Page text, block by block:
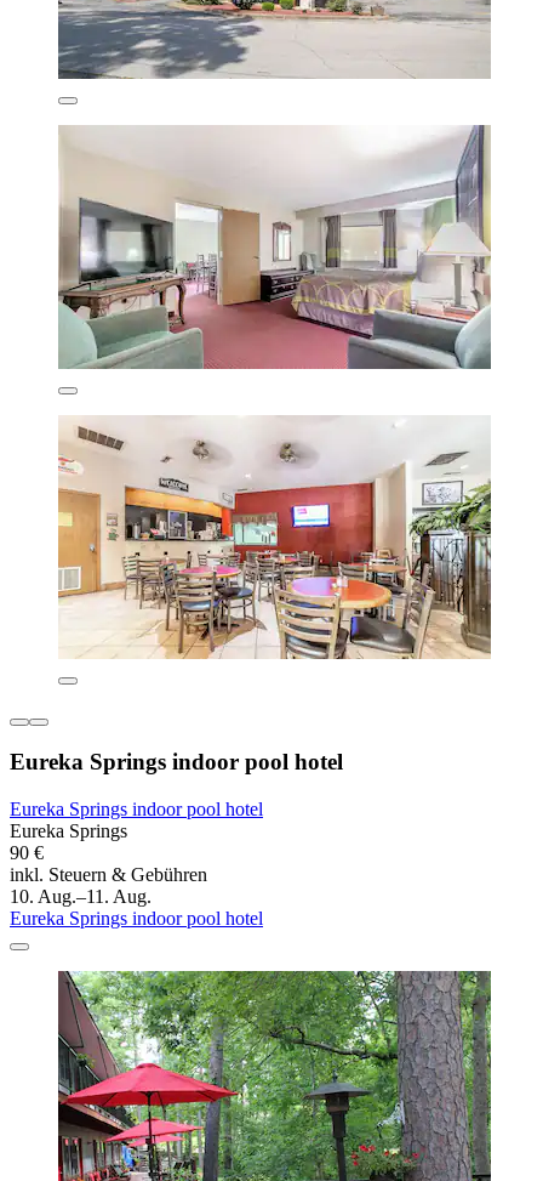
Eureka Springs indoor pool hotel
Eureka Springs indoor pool hotel
Eureka Springs
90 €
inkl. Steuern & Gebühren
10. Aug.–11. Aug.
Eureka Springs indoor pool hotel